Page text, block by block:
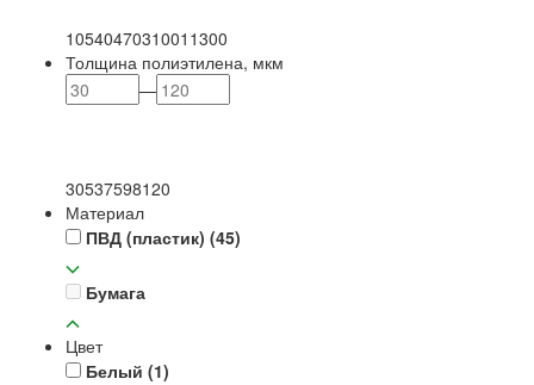
1054047031001 1300
Толщина полиэтилена, мкм
—
30537598120
Материал
ПВД (пластик) (45)
Бумага
Цвет
Белый (1)